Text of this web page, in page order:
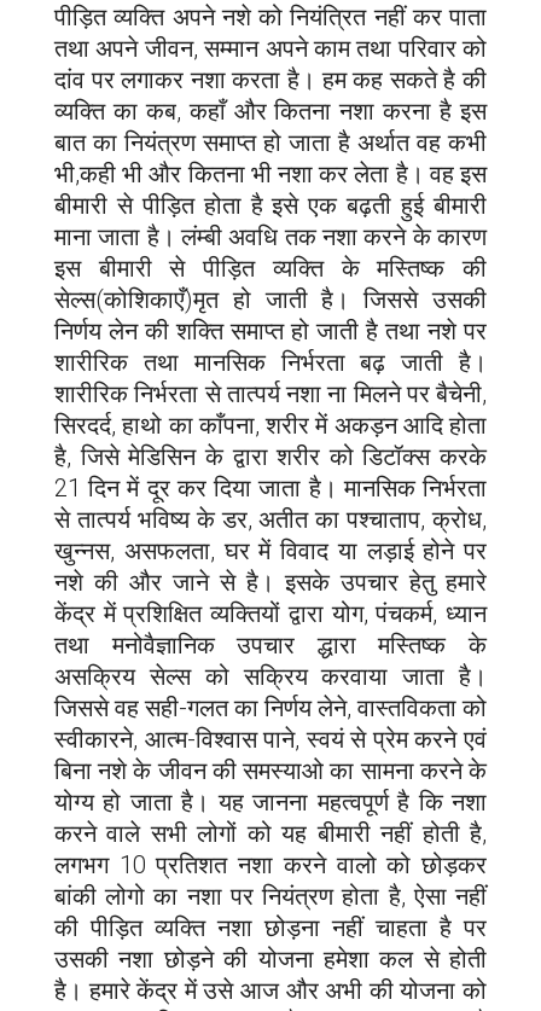
पीड़ित व्यक्ति अपने नशे को नियंत्रित नहीं कर पाता
तथा अपने जीवन, सम्मान अपने काम तथा परिवार को
दांव पर लगाकर नशा करता है। हम कह सकते है की
व्यक्ति का कब, कहाँ और कितना नशा करना है इस
बात का नियंत्रण समाप्त हो जाता है अर्थात वह कभी
भी,कही भी और कितना भी नशा कर लेता है। वह इस
बीमारी से पीड़ित होता है इसे एक बढ़ती हुई बीमारी
माना जाता है। लंम्बी अवधि तक नशा करने के कारण
इस बीमारी से पीड़ित व्यक्ति के मस्तिष्क की
सेल्स(कोशिकाएँ)मृत हो जाती है। जिससे उसकी
निर्णय लेन की शक्ति समाप्त हो जाती है तथा नशे पर
शारीरिक तथा मानसिक निर्भरता बढ़ जाती है।
शारीरिक निर्भरता से तात्पर्य नशा ना मिलने पर बैचेनी,
सिरदर्द, हाथो का काँपना, शरीर में अकड़न आदि होता
है, जिसे मेडिसिन के द्वारा शरीर को डिटॉक्स करके
21 दिन में दूर कर दिया जाता है। मानसिक निर्भरता
से तात्पर्य भविष्य के डर, अतीत का पश्चाताप, क्रोध,
खुन्नस, असफलता, घर में विवाद या लड़ाई होने पर
नशे की और जाने से है। इसके उपचार हेतु हमारे
केंद्र में प्रशिक्षित व्यक्तियों द्वारा योग, पंचकर्म, ध्यान
तथा मनोवैज्ञानिक उपचार द्धारा मस्तिष्क के
असक्रिय सेल्स को सक्रिय करवाया जाता है।
जिससे वह सही-गलत का निर्णय लेने, वास्तविकता को
स्वीकारने, आत्म-विश्वास पाने, स्वयं से प्रेम करने एवं
बिना नशे के जीवन की समस्याओ का सामना करने के
योग्य हो जाता है। यह जानना महत्वपूर्ण है कि नशा
करने वाले सभी लोगों को यह बीमारी नहीं होती है,
लगभग 10 प्रतिशत नशा करने वालो को छोड़कर
बांकी लोगो का नशा पर नियंत्रण होता है, ऐसा नहीं
की पीड़ित व्यक्ति नशा छोड़ना नहीं चाहता है पर
उसकी नशा छोड़ने की योजना हमेशा कल से होती
है। हमारे केंद्र में उसे आज और अभी की योजना को